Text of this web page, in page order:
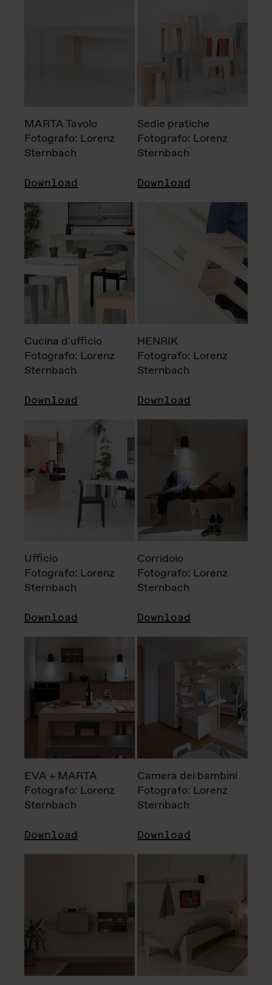
MARTA Tavolo
Fotografo: Lorenz
Sternbach
Download
Sedie pratiche
Fotografo: Lorenz
Sternbach
Download
Cucina d'ufficio
Fotografo: Lorenz
Sternbach
Download
HENRIK
Fotografo: Lorenz
Sternbach
Download
Ufficio
Fotografo: Lorenz
Sternbach
Download
Corridoio
Fotografo: Lorenz
Sternbach
Download
EVA + MARTA
Fotografo: Lorenz
Sternbach
Download
Camera dei bambini
Fotografo: Lorenz
Sternbach
Download